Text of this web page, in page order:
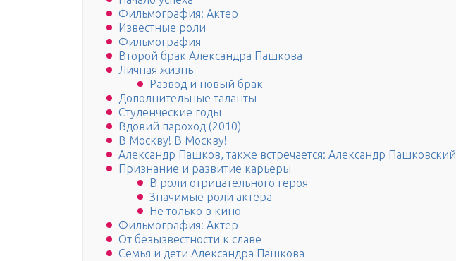
Фильмография: Актер
Известные роли
Фильмография
Второй брак Александра Пашкова
Личная жизнь
Развод и новый брак
Дополнительные таланты
Студенческие годы
Вдовий пароход (2010)
В Москву! В Москву!
Александр Пашков, также встречается: Александр Пашковский
Признание и развитие карьеры
В роли отрицательного героя
Значимые роли актера
Не только в кино
Фильмография: Актер
От безызвестности к славе
Семья и дети Александра Пашкова